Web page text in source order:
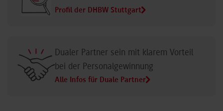
Profil der DHBW Stuttgart
Dualer Partner sein mit klarem Vorteil
bei der Personalgewinnung
Alle Infos für Duale Partner